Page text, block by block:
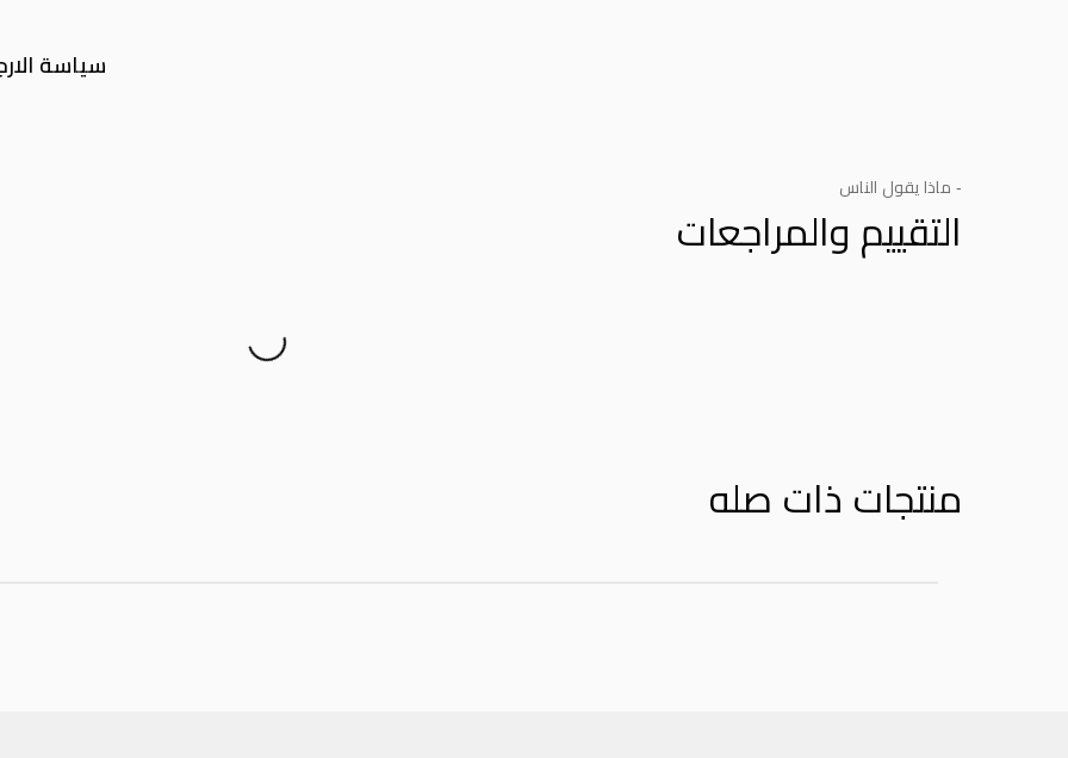
سياسة
- ماذا يقول الناس
التقييم والمراجعات
منتجات ذات صله